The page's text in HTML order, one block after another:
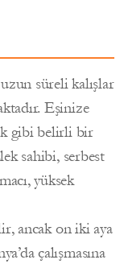
süreli kalışlar
Eşinize
gibi belirli bir
sahibi, serbest
yüksek
ancak on iki aya
çalışmasına